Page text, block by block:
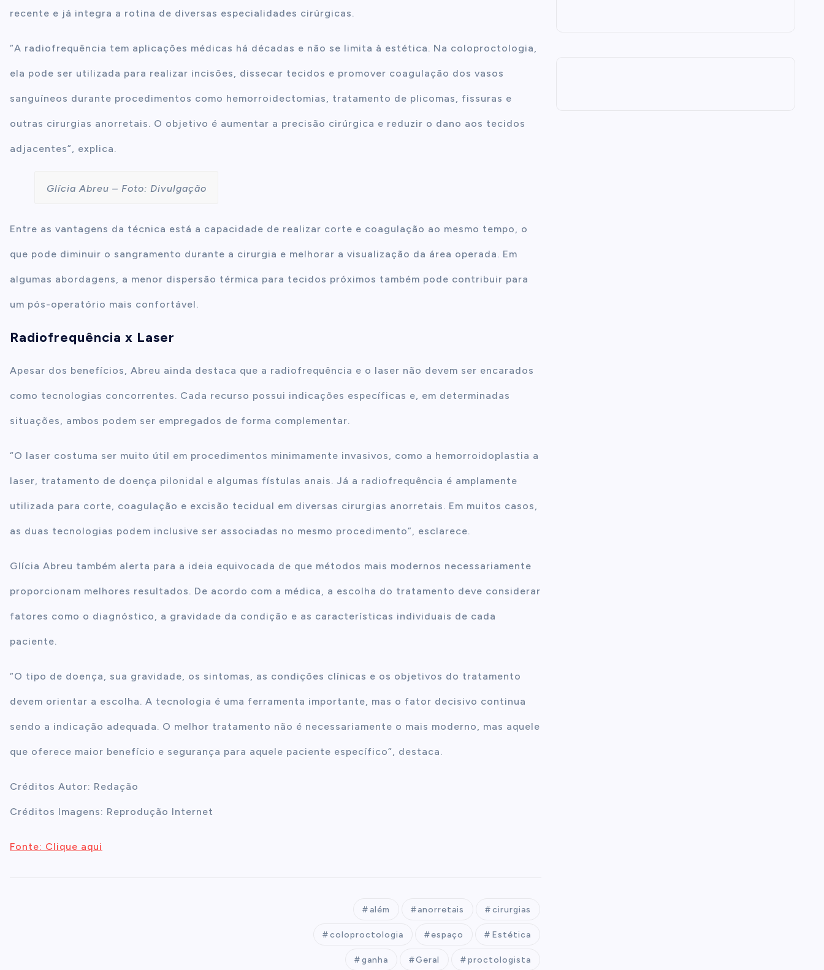
recente e já integra a rotina de diversas especialidades cirúrgicas.
“A radiofrequência tem aplicações médicas há décadas e não se limita à estética. Na coloproctologia,
ela pode ser utilizada para realizar incisões, dissecar tecidos e promover coagulação dos vasos
sanguíneos durante procedimentos como hemorroidectomias, tratamento de plicomas, fissuras e
outras cirurgias anorretais. O objetivo é aumentar a precisão cirúrgica e reduzir o dano aos tecidos
adjacentes”, explica.
Glícia Abreu – Foto: Divulgação
Entre as vantagens da técnica está a capacidade de realizar corte e coagulação ao mesmo tempo, o
que pode diminuir o sangramento durante a cirurgia e melhorar a visualização da área operada. Em
algumas abordagens, a menor dispersão térmica para tecidos próximos também pode contribuir para
um pós-operatório mais confortável.
Radiofrequência x Laser
Apesar dos benefícios, Abreu ainda destaca que a radiofrequência e o laser não devem ser encarados
como tecnologias concorrentes. Cada recurso possui indicações específicas e, em determinadas
situações, ambos podem ser empregados de forma complementar.
“O laser costuma ser muito útil em procedimentos minimamente invasivos, como a hemorroidoplastia a
laser, tratamento de doença pilonidal e algumas fístulas anais. Já a radiofrequência é amplamente
utilizada para corte, coagulação e excisão tecidual em diversas cirurgias anorretais. Em muitos casos,
as duas tecnologias podem inclusive ser associadas no mesmo procedimento”, esclarece.
Glícia Abreu também alerta para a ideia equivocada de que métodos mais modernos necessariamente
proporcionam melhores resultados. De acordo com a médica, a escolha do tratamento deve considerar
fatores como o diagnóstico, a gravidade da condição e as características individuais de cada
paciente.
“O tipo de doença, sua gravidade, os sintomas, as condições clínicas e os objetivos do tratamento
devem orientar a escolha. A tecnologia é uma ferramenta importante, mas o fator decisivo continua
sendo a indicação adequada. O melhor tratamento não é necessariamente o mais moderno, mas aquele
que oferece maior benefício e segurança para aquele paciente específico”, destaca.
Créditos Autor: Redação
Créditos Imagens: Reprodução Internet
Fonte: Clique aqui
além anorretais cirurgias
coloproctologia espaço Estética
ganha Geral proctologista